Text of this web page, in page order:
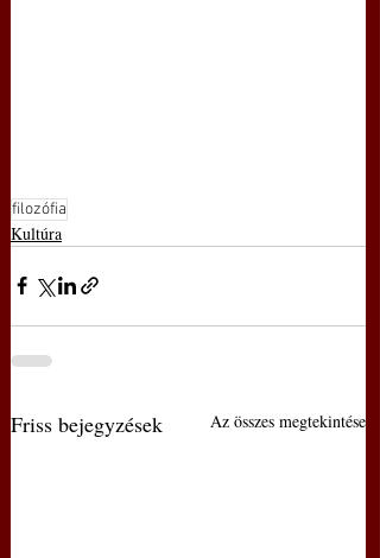
filozófia
Kultúra
Friss bejegyzések Az összes megtekintése